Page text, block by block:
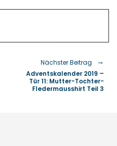
Nächster Beitrag
Adventskalender 2019 –
Tür 11: Mutter-Tochter-
Fledermausshirt Teil 3